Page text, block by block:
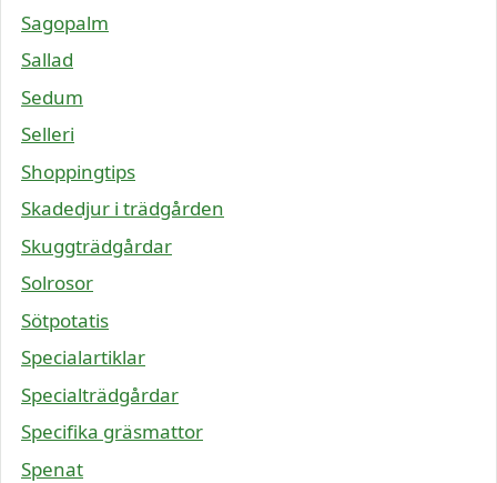
Sagopalm
Sallad
Sedum
Selleri
Shoppingtips
Skadedjur i trädgården
Skuggträdgårdar
Solrosor
Sötpotatis
Specialartiklar
Specialträdgårdar
Specifika gräsmattor
Spenat